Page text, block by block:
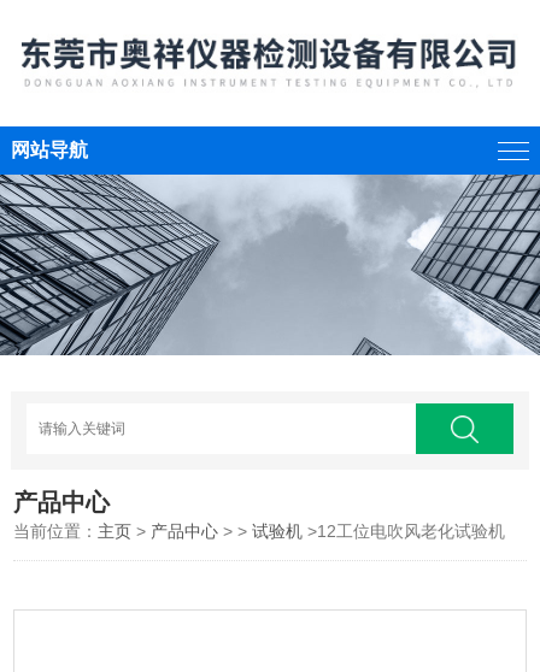
网站导航
产品中心
当前位置： 主页 > 产品中心 > >试验机 >12工位电吹风老化试验机